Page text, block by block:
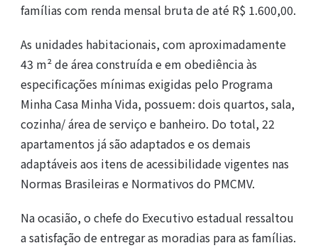
famílias com renda mensal bruta de até R$ 1.600,00.
As unidades habitacionais, com aproximadamente
43 m² de área construída e em obediência às
especificações mínimas exigidas pelo Programa
Minha Casa Minha Vida, possuem: dois quartos, sala,
cozinha/ área de serviço e banheiro. Do total, 22
apartamentos já são adaptados e os demais
adaptáveis aos itens de acessibilidade vigentes nas
Normas Brasileiras e Normativos do PMCMV.
Na ocasião, o chefe do Executivo estadual ressaltou
a satisfação de entregar as moradias para as famílias.